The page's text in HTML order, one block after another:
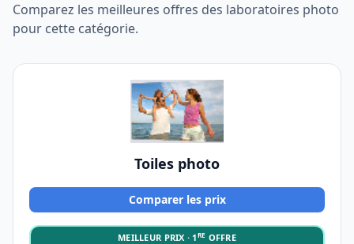
Comparez les meilleures offres des laboratoires photo
pour cette catégorie.
Toiles photo
Comparer les prix
MEILLEUR PRIX · 1RE OFFRE